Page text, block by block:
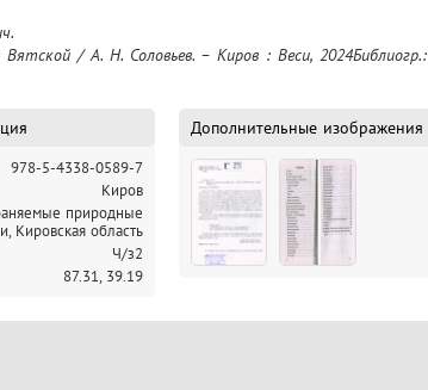
природы вятского края
978-5-4338-0589-7
Киров
природные
Кировская область
Ч/з2
87.31, 39.19
Дополнительные изображения